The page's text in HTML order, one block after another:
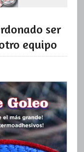
ser
equipo